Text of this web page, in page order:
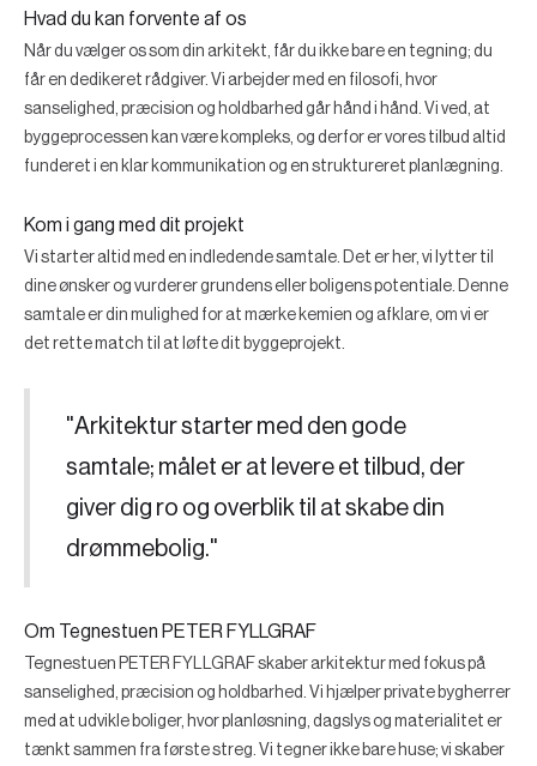
Hvad du kan forvente af os
Når du vælger os som din arkitekt, får du ikke bare en tegning; du
får en dedikeret rådgiver. Vi arbejder med en filosofi, hvor
sanselighed, præcision og holdbarhed går hånd i hånd. Vi ved, at
byggeprocessen kan være kompleks, og derfor er vores tilbud altid
funderet i en klar kommunikation og en struktureret planlægning.
Kom i gang med dit projekt
Vi starter altid med en indledende samtale. Det er her, vi lytter til
dine ønsker og vurderer grundens eller boligens potentiale. Denne
samtale er din mulighed for at mærke kemien og afklare, om vi er
det rette match til at løfte dit byggeprojekt.
"Arkitektur starter med den gode
samtale; målet er at levere et tilbud, der
giver dig ro og overblik til at skabe din
drømmebolig."
Om Tegnestuen PETER FYLLGRAF
Tegnestuen PETER FYLLGRAF skaber arkitektur med fokus på
sanselighed, præcision og holdbarhed. Vi hjælper private bygherrer
med at udvikle boliger, hvor planløsning, dagslys og materialitet er
tænkt sammen fra første streg. Vi tegner ikke bare huse; vi skaber